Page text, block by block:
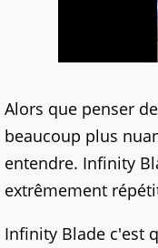
Alors que penser
beaucoup plus
entendre. Infinity
extrêmement
Infinity Blade c'est